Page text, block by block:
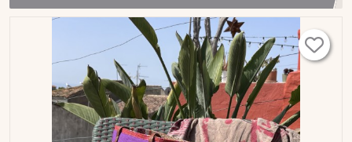
format L